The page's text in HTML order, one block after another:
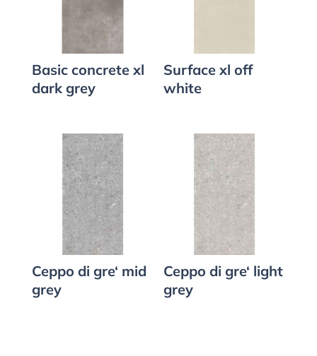
Basic concrete xl
dark grey
Surface xl off
white
Ceppo di gre‘ mid
grey
Ceppo di gre‘ light
grey